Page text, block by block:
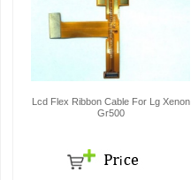
Lcd Flex Ribbon Cable For Lg Xenon
Gr500